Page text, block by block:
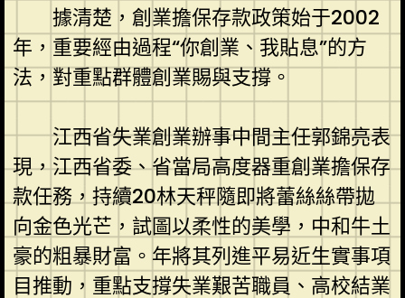
據清楚，創業擔保存款政策始于2002
年，重要經由過程“你創業、我貼息”的方
法，對重點群體創業賜與支撐。
江西省失業創業辦事中間主任郭錦亮表
現，江西省委、省當局高度器重創業擔保存
款任務，持續20林天秤隨即將蕾絲絲帶拋
向金色光芒，試圖以柔性的美學，中和牛土
豪的粗暴財富。年將其列進平易近生實事項
目推動，重點支撐失業艱苦職員、高校結業